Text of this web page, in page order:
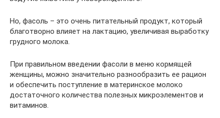
Но, фасоль – это очень питательный продукт, который
благотворно влияет на лактацию, увеличивая выработку
грудного молока.
При правильном введении фасоли в меню кормящей
женщины, можно значительно разнообразить ее рацион
и обеспечить поступление в материнское молоко
достаточного количества полезных микроэлементов и
витаминов.